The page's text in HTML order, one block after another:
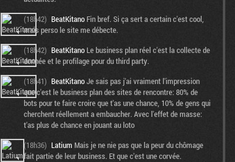
(18h42) BeatKitano Fin bref. Si ça sert a certain c'est cool,
mais perso le site me débecte.
(18h42) BeatKitano Le business plan réel c'est la collecte de
donnée et le profilage pour du third party.
(18h41) BeatKitanoJe sais pas j'ai vraiment l'impression
que c'est le business plan des sites de rencontre: 80% de
bots pour te faire croire que t'as une chance, 10% de gens qui
cherchent réellement a embaucher. Avec l'effet de masse:
t'as plus de chance en jouant au loto
(18h36) Latium Mais je ne nie pas que la peur du chômage
fait partie de leur business. Et que c'est une corvée.